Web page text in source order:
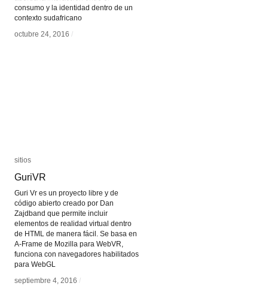
consumo y la identidad dentro de un
contexto sudafricano
octubre 24, 2016 /
octubre 24, 2016 /
sitios
GuriVR
Guri Vr es un proyecto libre y de
código abierto creado por Dan
Zajdband que permite incluir
elementos de realidad virtual dentro
de HTML de manera fácil. Se basa en
A-Frame de Mozilla para WebVR,
funciona con navegadores habilitados
para WebGL
septiembre 4, 2016 /
sitios
GuriVR
septiembre 4, 2016 /